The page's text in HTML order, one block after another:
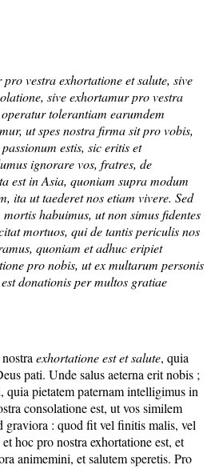
vestra exhortatione et salute, sive
sive exhortamur pro vestra
tolerantiam earumdem
ut spes nostra firma sit pro vobis,
estis, sic eritis et
ignorare vos, fratres, de
est in Asia, quoniam supra modum
ita ut taederet nos etiam vivere. Sed
habuimus, ut non simus fidentes
mortuos, qui de tantis periculis nos
quoniam et adhuc eripiet
pro nobis, ut ex multarum personis
donationis per multos gratiae
nostra exhortatione est et salute, quia
pati. Unde salus aeterna erit nobis ;
quia pietatem paternam intelligimus in
consolatione est, ut vos similem
graviora : quod fit vel finitis malis, vel
hoc pro nostra exhortatione est, et
animemini, et salutem speretis. Pro